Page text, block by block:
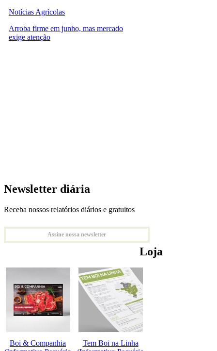
Notícias Agrícolas
Arroba firme em junho, mas mercado
exige atenção
Newsletter diária
Receba nossos relatórios diários e gratuitos
Assine nossa newsletter
Loja
Boi & Companhia
Tem Boi na Linha